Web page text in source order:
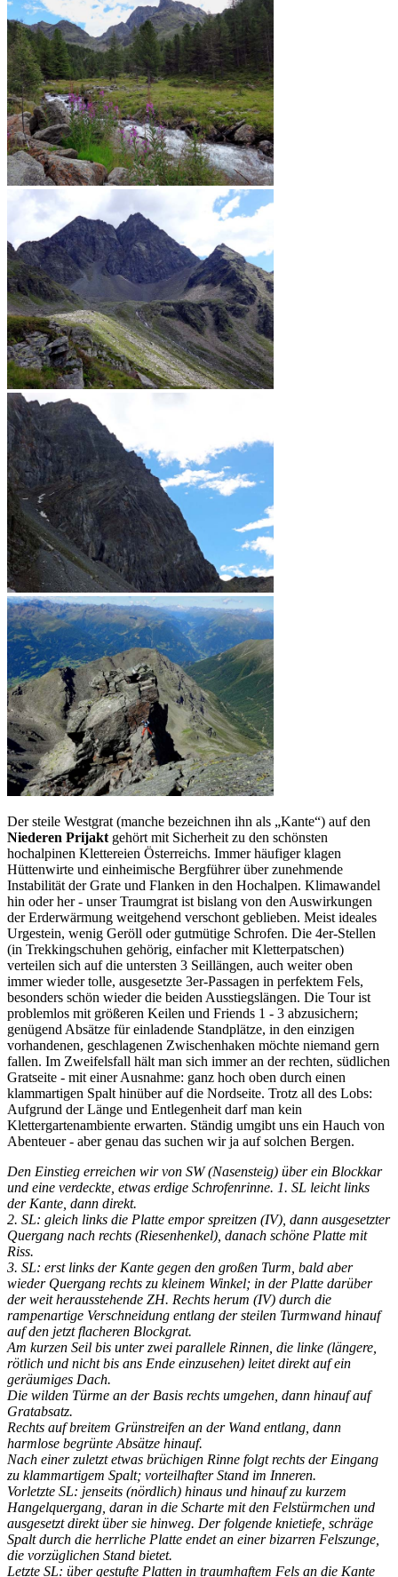
Der steile Westgrat (manche bezeichnen ihn als „Kante“) auf den
Niederen Prijakt gehört mit Sicherheit zu den schönsten
hochalpinen Klettereien Österreichs. Immer häufiger klagen
Hüttenwirte und einheimische Bergführer über zunehmende
Instabilität der Grate und Flanken in den Hochalpen. Klimawandel
hin oder her - unser Traumgrat ist bislang von den Auswirkungen
der Erderwärmung weitgehend verschont geblieben. Meist ideales
Urgestein, wenig Geröll oder gutmütige Schrofen. Die 4er-Stellen
(in Trekkingschuhen gehörig, einfacher mit Kletterpatschen)
verteilen sich auf die untersten 3 Seillängen, auch weiter oben
immer wieder tolle, ausgesetzte 3er-Passagen in perfektem Fels,
besonders schön wieder die beiden Ausstiegslängen. Die Tour ist
problemlos mit größeren Keilen und Friends 1 - 3 abzusichern;
genügend Absätze für einladende Standplätze, in den einzigen
vorhandenen, geschlagenen Zwischenhaken möchte niemand gern
fallen. Im Zweifelsfall hält man sich immer an der rechten, südlichen
Gratseite - mit einer Ausnahme: ganz hoch oben durch einen
klammartigen Spalt hinüber auf die Nordseite. Trotz all des Lobs:
Aufgrund der Länge und Entlegenheit darf man kein
Klettergartenambiente erwarten. Ständig umgibt uns ein Hauch von
Abenteuer - aber genau das suchen wir ja auf solchen Bergen.
Den Einstieg erreichen wir von SW (Nasensteig) über ein Blockkar
und eine verdeckte, etwas erdige Schrofenrinne. 1. SL leicht links
der Kante, dann direkt.
2. SL: gleich links die Platte empor spreitzen (IV), dann ausgesetzter
Quergang nach rechts (Riesenhenkel), danach schöne Platte mit
Riss.
3. SL: erst links der Kante gegen den großen Turm, bald aber
wieder Quergang rechts zu kleinem Winkel; in der Platte darüber
der weit herausstehende ZH. Rechts herum (IV) durch die
rampenartige Verschneidung entlang der steilen Turmwand hinauf
auf den jetzt flacheren Blockgrat.
Am kurzen Seil bis unter zwei parallele Rinnen, die linke (längere,
rötlich und nicht bis ans Ende einzusehen) leitet direkt auf ein
geräumiges Dach.
Die wilden Türme an der Basis rechts umgehen, dann hinauf auf
Gratabsatz.
Rechts auf breitem Grünstreifen an der Wand entlang, dann
harmlose begrünte Absätze hinauf.
Nach einer zuletzt etwas brüchigen Rinne folgt rechts der Eingang
zu klammartigem Spalt; vorteilhafter Stand im Inneren.
Vorletzte SL: jenseits (nördlich) hinaus und hinauf zu kurzem
Hangelquergang, daran in die Scharte mit den Felstürmchen und
ausgesetzt direkt über sie hinweg. Der folgende knietiefe, schräge
Spalt durch die herrliche Platte endet an einer bizarren Felszunge,
die vorzüglichen Stand bietet.
Letzte SL: über gestufte Platten in traumhaftem Fels an die Kante